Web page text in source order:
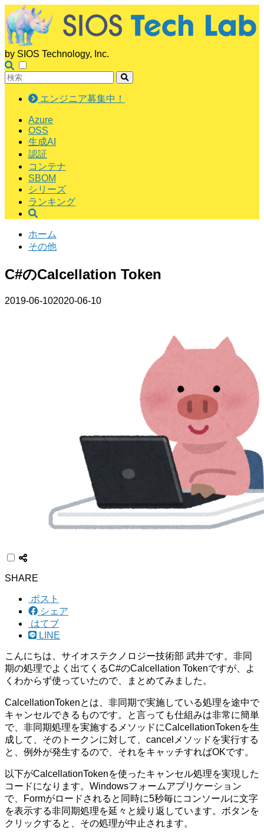
by SIOS Technology, Inc.
エンジニア募集中！
Azure
OSS
生成AI
認証
コンテナ
SBOM
シリーズ
ランキング
ホーム
その他
C#のCalcellation Token
2019-06-102020-06-10
SHARE
ポスト
シェア
はてブ
LINE
こんにちは、サイオステクノロジー技術部 武井です。非同
期の処理でよく出てくるC#のCalcellation Tokenですが、よ
くわからず使っていたので、まとめてみました。
CalcellationTokenとは、非同期で実施している処理を途中で
キャンセルできるものです。と言っても仕組みは非常に簡単
で、非同期処理を実施するメソッドにCalcellationTokenを生
成して、そのトークンに対して、cancelメソッドを実行する
と、例外が発生するので、それをキャッチすればOKです。
以下がCalcellationTokenを使ったキャンセル処理を実現した
コードになります。Windowsフォームアプリケーション
で、Formがロードされると同時に5秒毎にコンソールに文字
を表示する非同期処理を延々と繰り返しています。ボタンを
クリックすると、その処理が中止されます。